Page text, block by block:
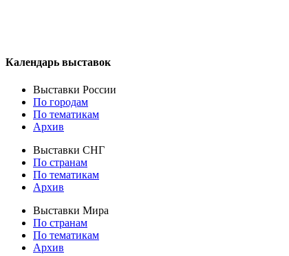
Календарь выставок
Выставки России
По городам
По тематикам
Архив
Выставки СНГ
По странам
По тематикам
Архив
Выставки Мира
По странам
По тематикам
Архив